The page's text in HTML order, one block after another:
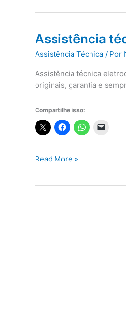
Assistência
Assistência Técnica / Por
Assistência técnica
originais, garantia e
Compartilhe isso:
Assistência
Read More »